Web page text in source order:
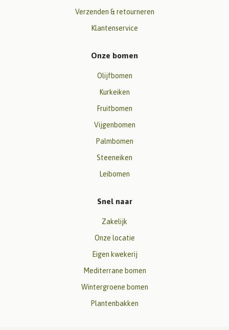
Verzenden & retourneren
Klantenservice
Onze bomen
Olijfbomen
Kurkeiken
Fruitbomen
Vijgenbomen
Palmbomen
Steeneiken
Leibomen
Snel naar
Zakelijk
Onze locatie
Eigen kwekerij
Mediterrane bomen
Wintergroene bomen
Plantenbakken